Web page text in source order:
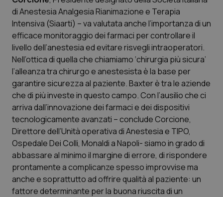
di Anestesia Analgesia Rianimazione e Terapia
Intensiva (Siaarti) – va valutata anche l’importanza di un
efficace monitoraggio dei farmaci per controllare il
livello dell’anestesia ed evitare risvegli intraoperatori.
Nell’ottica di quella che chiamiamo ‘chirurgia più sicura’
l’alleanza tra chirurgo e anestesista è la base per
garantire sicurezza al paziente. Baxter è tra le aziende
che di più investe in questo campo. Con l’ausilio che ci
arriva dall’innovazione dei farmaci e dei dispositivi
tecnologicamente avanzati – conclude Corcione,
Direttore dell’Unità operativa di Anestesia e TIPO,
Ospedale Dei Colli, Monaldi a Napoli- siamo in grado di
abbassare al minimo il margine di errore, di rispondere
prontamente a complicanze spesso improvvise ma
anche e soprattutto ad offrire qualità al paziente: un
fattore determinante per la buona riuscita di un
Necessari Statistici Marketing
I cookie necessari contribuiscono a rendere fruibile il
sito web abilitandone funzionalità di base quali la
navigazione sulle pagine e l'accesso alle aree
protette del sito. Il sito web non è in grado di
funzionare correttamente senza questi cookie.
Nome
Fornitore/Dominio
VISITOR_PRIVACY_METADATA
YouTube
.youtube.com